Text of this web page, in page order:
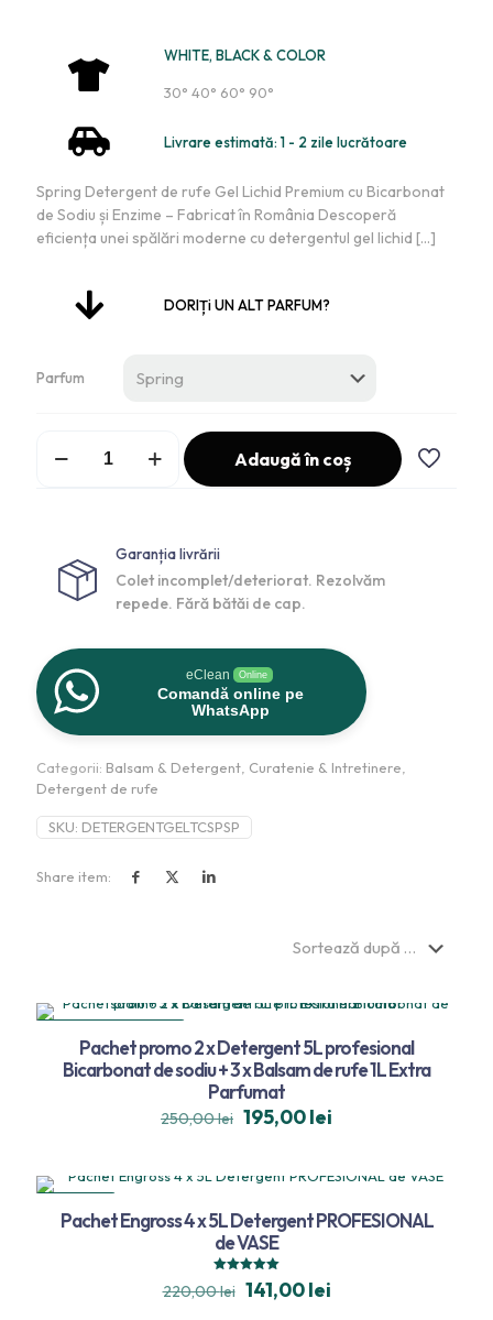
WHITE, BLACK & COLOR
30° 40° 60° 90°
Livrare estimată: 1 - 2 zile lucrătoare
Spring Detergent de rufe Gel Lichid Premium cu Bicarbonat
de Sodiu și Enzime – Fabricat în România Descoperă
eficiența unei spălări moderne cu detergentul gel lichid […]
DORIȚi UN ALT PARFUM?
Parfum
Adaugă în coș
Garanția livrării
Colet incomplet/deteriorat. Rezolvăm
repede. Fără bătăi de cap.
eClean Online
Comandă online pe
WhatsApp
Categorii: Balsam & Detergent Curatenie & Intretinere
Detergent de rufe
SKU: DETERGENTGELTCSPSP
Share item:
TRANSPORT GRATUIT
Pachet promo 2 x Detergent 5L profesional
Bicarbonat de sodiu + 3 x Balsam de rufe 1L Extra
Parfumat
250,00lei 195,00lei
Pachet Engross 4 x 5L Detergent PROFESIONAL
de VASE
Evaluat la
5.00
220,00lei 141,00lei